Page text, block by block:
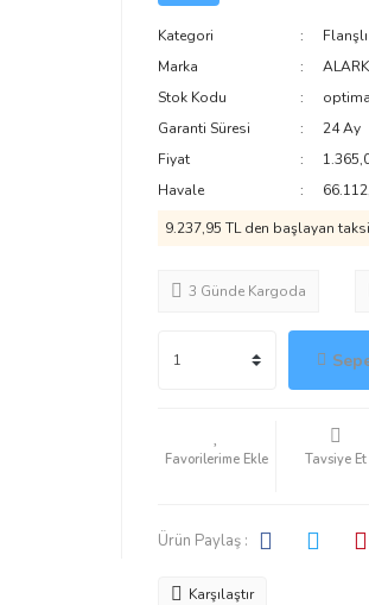
Kategori
Marka
Stok Kodu
Garanti Süresi
24 Ay
Fiyat
Havale
9.237,95 TL den başlayan
3 Günde Kargoda
Tavsiye Et
Ürün Paylaş :
Karşılaştır